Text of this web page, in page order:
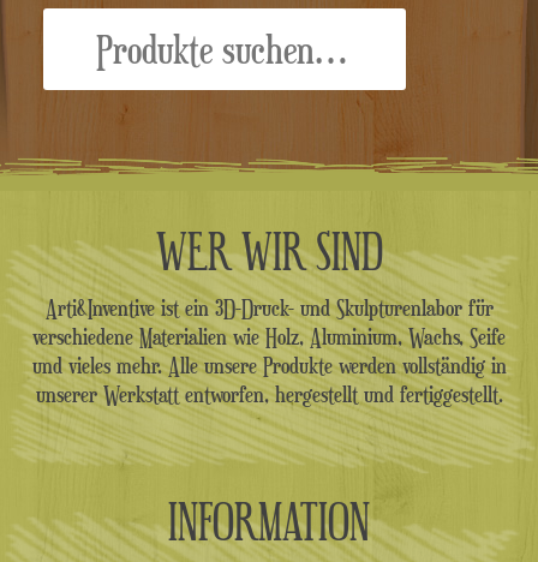
WER WIR SIND
Arti&Inventive ist ein 3D-Druck- und Skulpturenlabor für
verschiedene Materialien wie Holz, Aluminium, Wachs, Seife
und vieles mehr. Alle unsere Produkte werden vollständig in
unserer Werkstatt entworfen, hergestellt und fertiggestellt.
INFORMATION